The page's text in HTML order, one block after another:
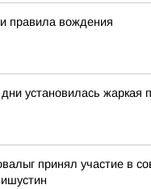
правила вождения
установилась жаркая
принял участие в